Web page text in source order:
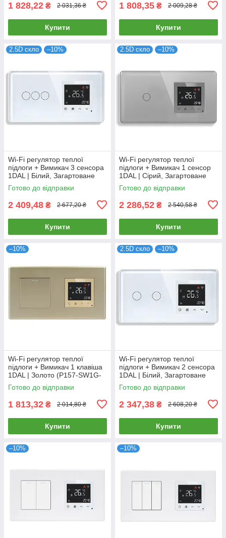
1 828,22 ₴ 2 031,36 ₴
Купити
1 808,35 ₴ 2 009,28 ₴
Купити
2.5D скло –10%
Wi-Fi регулятор теплої
підлоги + Вимикач 3 сенсора
1DAL | Білий, Загартоване
скло (G157D-SW3G-
TR.WF.WT)
Готово до відправки
2 409,48 ₴ 2 677,20 ₴
Купити
2.5D скло –10%
Wi-Fi регулятор теплої
підлоги + Вимикач 1 сенсор
1DAL | Сірий, Загартоване
скло (G157D-SW1G-
TR.WF.GR)
Готово до відправки
2 286,52 ₴ 2 540,58 ₴
Купити
–10%
Wi-Fi регулятор теплої
підлоги + Вимикач 1 клавіша
1DAL | Золото (P157-SW1G-
TR.WF.GD)
Готово до відправки
1 813,32 ₴ 2 014,80 ₴
Купити
2.5D скло –10%
Wi-Fi регулятор теплої
підлоги + Вимикач 2 сенсора
1DAL | Білий, Загартоване
скло (G157D-SW2G-
TR.WF.WT)
Готово до відправки
2 347,38 ₴ 2 608,20 ₴
Купити
–10% –10%